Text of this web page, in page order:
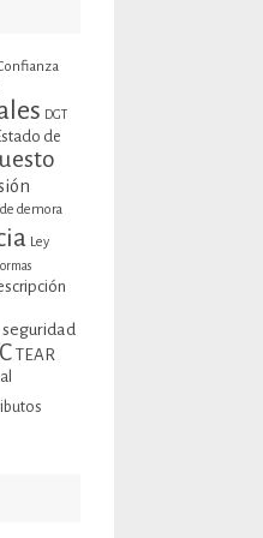
DGT
de
demora
Ley
seguridad
TEAR